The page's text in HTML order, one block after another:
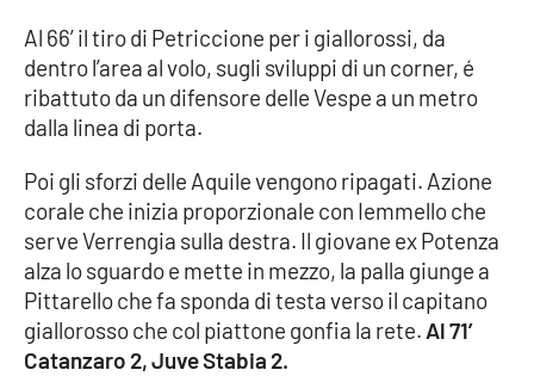
Al 66’ il tiro di Petriccione per i giallorossi, da
dentro l’area al volo, sugli sviluppi di un corner, é
ribattuto da un difensore delle Vespe a un metro
dalla linea di porta.
Poi gli sforzi delle Aquile vengono ripagati. Azione
corale che inizia proporzionale con Iemmello che
serve Verrengia sulla destra. Il giovane ex Potenza
alza lo sguardo e mette in mezzo, la palla giunge a
Pittarello che fa sponda di testa verso il capitano
giallorosso che col piattone gonfia la rete. Al 71’
Catanzaro 2, Juve Stabia 2.